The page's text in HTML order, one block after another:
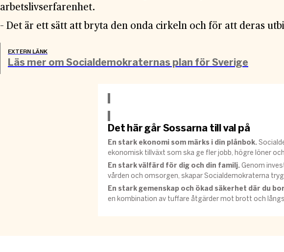
arbetslivserfarenhet.
– Det är ett sätt att bryta den onda cirkeln och för att deras
EXTERN LÄNK
Läs mer om Socialdemokraternas plan för Sverige
Det här går Sossarna till val på
En stark ekonomi som märks i din plånbok.
ekonomisk tillväxt som ska ge fler jobb, högre löner
En stark välfärd för dig och din familj.Genom
vården och omsorgen, skapar Socialdemokraterna
En stark gemenskap och ökad säkerhet där du
en kombination av tuffare åtgärder mot brott och